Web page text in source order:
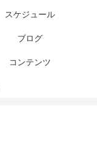
スケジュール
ブログ
コンテンツ